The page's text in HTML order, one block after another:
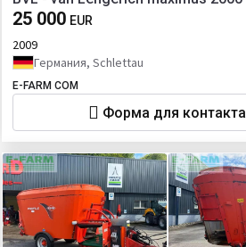
25 000 EUR
2009
Германия, Schlettau
E-FARM COM
Форма для контакта